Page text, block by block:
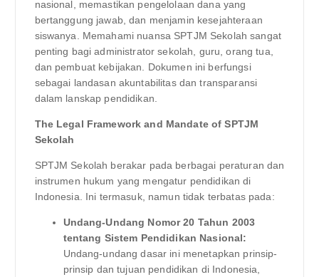
nasional, memastikan pengelolaan dana yang
bertanggung jawab, dan menjamin kesejahteraan
siswanya. Memahami nuansa SPTJM Sekolah sangat
penting bagi administrator sekolah, guru, orang tua,
dan pembuat kebijakan. Dokumen ini berfungsi
sebagai landasan akuntabilitas dan transparansi
dalam lanskap pendidikan.
The Legal Framework and Mandate of SPTJM
Sekolah
SPTJM Sekolah berakar pada berbagai peraturan dan
instrumen hukum yang mengatur pendidikan di
Indonesia. Ini termasuk, namun tidak terbatas pada:
Undang-Undang Nomor 20 Tahun 2003
tentang Sistem Pendidikan Nasional:
Undang-undang dasar ini menetapkan prinsip-
prinsip dan tujuan pendidikan di Indonesia,